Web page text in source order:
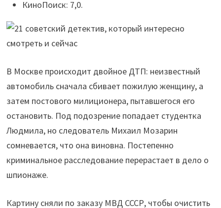
КиноПоиск: 7,0.
В Москве происходит двойное ДТП: неизвестный
автомобиль сначала сбивает пожилую женщину, а
затем постового милиционера, пытавшегося его
остановить. Под подозрение попадает студентка
Людмила, но следователь Михаил Мозарин
сомневается, что она виновна. Постепенно
криминальное расследование перерастает в дело о
шпионаже.
Картину сняли по заказу МВД СССР, чтобы очистить